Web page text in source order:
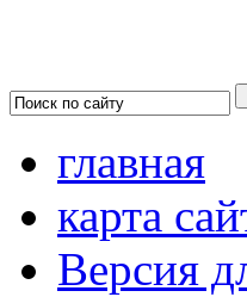
главная
карта
Версия